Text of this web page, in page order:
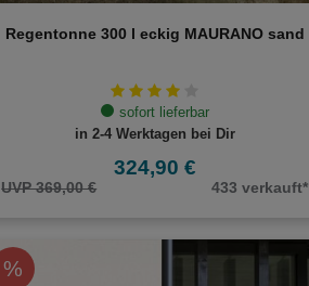
Regentonne 300 l eckig MAURANO sand
sofort lieferbar
in 2-4 Werktagen bei Dir
324,90 €
UVP 369,00 € 433 verkauft*
%